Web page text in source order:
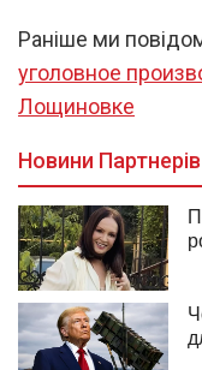
Раніше ми
уголовное
Лощиновке